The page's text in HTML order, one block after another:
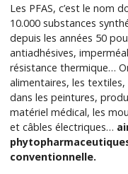
Les PFAS, c’est le nom
10.000 substances
depuis les années 50
antiadhésives,
résistance thermique…
alimentaires, les
dans les peintures,
matériel médical, les
et câbles électriques…
conventionnelle.